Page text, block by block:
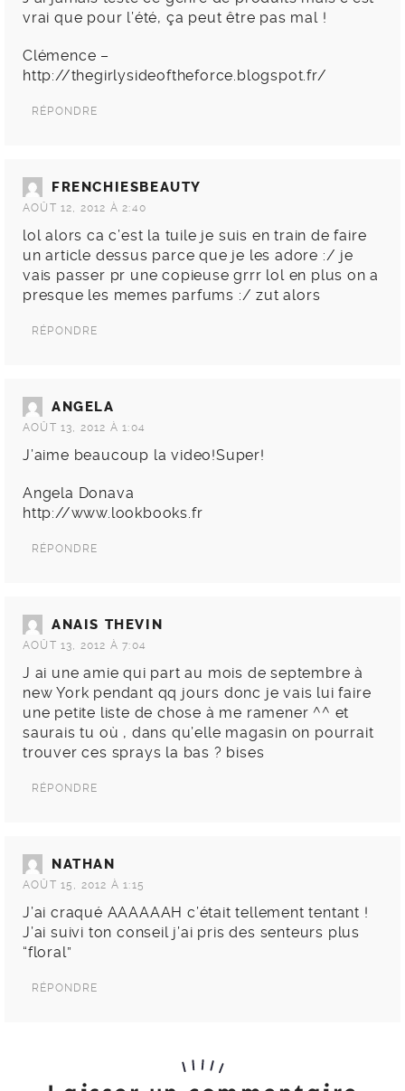
vrai que pour l’été, ça peut être pas mal !
Clémence –
http://thegirlysideoftheforce.blogspot.fr/
RÉPONDRE
FRENCHIESBEAUTY
AOÛT 12, 2012 À 2:40
lol alors ca c’est la tuile je suis en train de faire
un article dessus parce que je les adore :/ je
vais passer pr une copieuse grrr lol en plus on a
presque les memes parfums :/ zut alors
RÉPONDRE
ANGELA
AOÛT 13, 2012 À 1:04
J’aime beaucoup la video!Super!
Angela Donava
http://www.lookbooks.fr
RÉPONDRE
ANAIS THEVIN
AOÛT 13, 2012 À 7:04
J ai une amie qui part au mois de septembre à
new York pendant qq jours donc je vais lui faire
une petite liste de chose à me ramener ^^ et
saurais tu où , dans qu’elle magasin on pourrait
trouver ces sprays la bas ? bises
RÉPONDRE
NATHAN
AOÛT 15, 2012 À 1:15
J’ai craqué AAAAAAH c’était tellement tentant !
J’ai suivi ton conseil j’ai pris des senteurs plus
“floral”
RÉPONDRE